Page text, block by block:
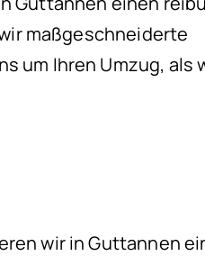
maßgeschneiderte
um Ihren Umzug, als
wir in Guttannen